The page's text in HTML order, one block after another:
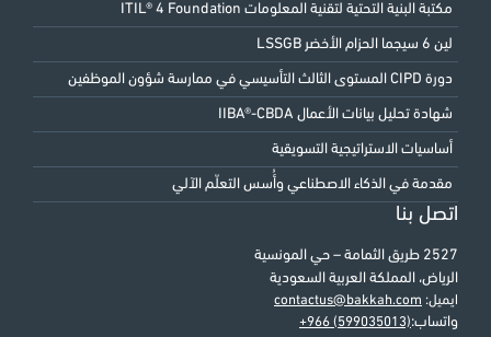
مكتبة البنية التحتية لتقنية المعلومات ITIL® 4 Foundation
لين 6 سيجما الحزام الأخضر LSSGB
دورة CIPD المستوى الثالث التأسيسي في ممارسة شؤون الموظفين
شهادة تحليل بيانات الأعمال IIBA®-CBDA
أساسيات الاستراتيجية التسويقية
مقدمة في الذكاء الاصطناعي وأُسس التعلّم الآلي
اتصل بنا
2527 طريق الثمامة – حي المونسية
الرياض، المملكة العربية السعودية
ايميل: contactus@bakkah.com
واتساب:+966 (599035013)